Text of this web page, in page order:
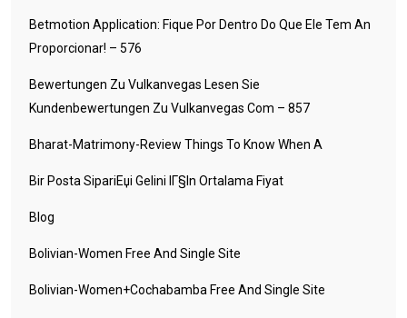
Betmotion Application: Fique Por Dentro Do Que Ele Tem An
Proporcionar! – 576
Bewertungen Zu Vulkanvegas Lesen Sie
Kundenbewertungen Zu Vulkanvegas Com – 857
Bharat-Matrimony-Review Things To Know When A
Bir Posta SipariЕџi Gelini IГ§in Ortalama Fiyat
Blog
Bolivian-Women Free And Single Site
Bolivian-Women+cochabamba Free And Single Site